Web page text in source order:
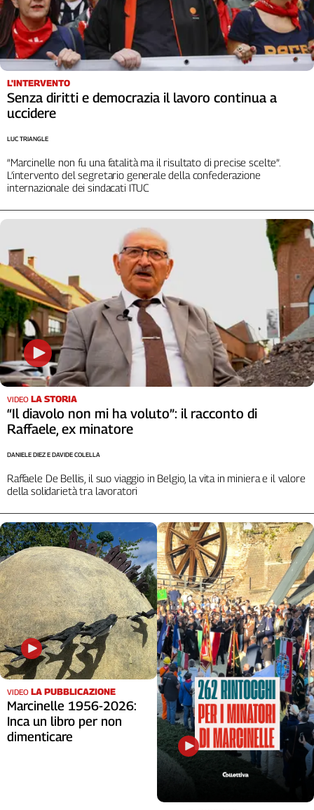
Liguria
Lombardia
Marche
Piemonte
Sardegna
Sicilia
Umbria
Valle
Veneto
Archivio
Storico
1955-
2014
Cerca
Contatti
La
redazione
Newsletter
Social
L'INTERVENTO
Senza diritti e democrazia il lavoro continua a
uccidere
“Marcinelle non fu una fatalità ma il risultato di precise scelte”.
L’intervento del segretario generale della confederazione
internazionale dei sindacati ITUC
LUC TRIANGLE
VIDEO LA STORIA
“Il diavolo non mi ha voluto”: il racconto di
Raffaele, ex minatore
Raffaele De Bellis, il suo viaggio in Belgio, la vita in miniera e il valore
della solidarietà tra lavoratori
DANIELE DIEZ E DAVIDE COLELLA
VIDEO LA PUBBLICAZIONE
Marcinelle 1956-2026:
Inca un libro per non
dimenticare